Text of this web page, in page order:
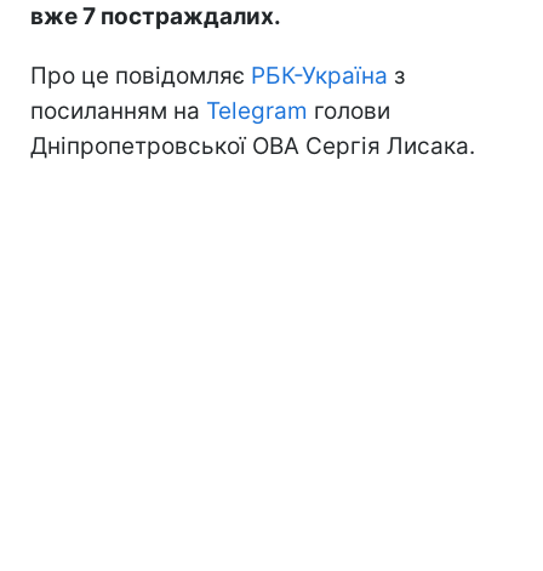
вже 7 постраждалих.
Про це повідомляє РБК-Україна з
посиланням на Telegram голови
Дніпропетровської ОВА Сергія Лисака.